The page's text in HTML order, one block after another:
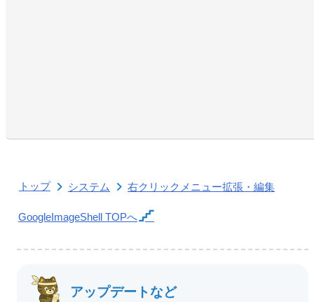
トップ システム 右クリックメニュー拡張・編集
GoogleImageShell TOPへ
アップデートなど